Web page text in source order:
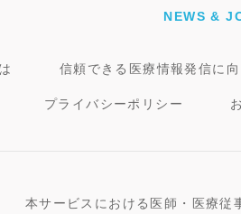
NEWS &
信頼できる医療情報発信に
プライバシーポリシー
本サービスにおける医師・医療従